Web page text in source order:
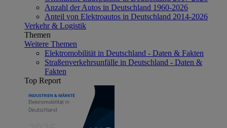
Anzahl der Autos in Deutschland 1960-2026
Anteil von Elektroautos in Deutschland 2014-2026
Verkehr & Logistik
Themen
Weitere Themen
Elektromobilität in Deutschland - Daten & Fakten
Straßenverkehrsunfälle in Deutschland - Daten &
Fakten
Top Report